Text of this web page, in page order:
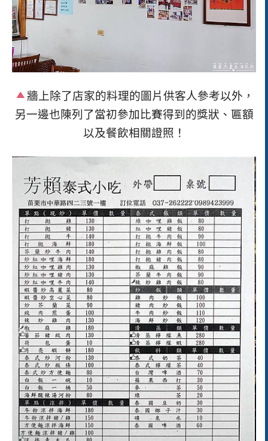
牆上除了店家的料理的圖片供客人參考以外，
另一邊也陳列了當初參加比賽得到的獎狀、匾額
以及餐飲相關證照！